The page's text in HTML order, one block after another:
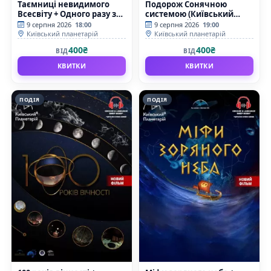
Таємниці невидимого
Всесвіту + Одного разу за
Великого Вибуху
(Київський планетарій)
9 серпня 2026 18:00
Київський планетарій
ВІД400₴
КВИТКИ
Подорож Сонячною
системою (Київський
планетарій)
9 серпня 2026 19:00
Київський планетарій
ВІД400₴
КВИТКИ
ПОДІЯ ПОДІЯ